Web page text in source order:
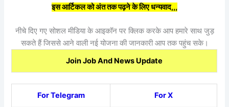
इस आर्टिकल को अंत तक पढ़ने के लिए धन्यवाद,,,
नीचे दिए गए सोशल मीडिया के आइकॉन पर क्लिक करके आप हमारे साथ जुड़
सकते हैं जिससे आने वाली नई योजना की जानकारी आप तक पहुंच सके।
Join Job And News Update
For Telegram For X